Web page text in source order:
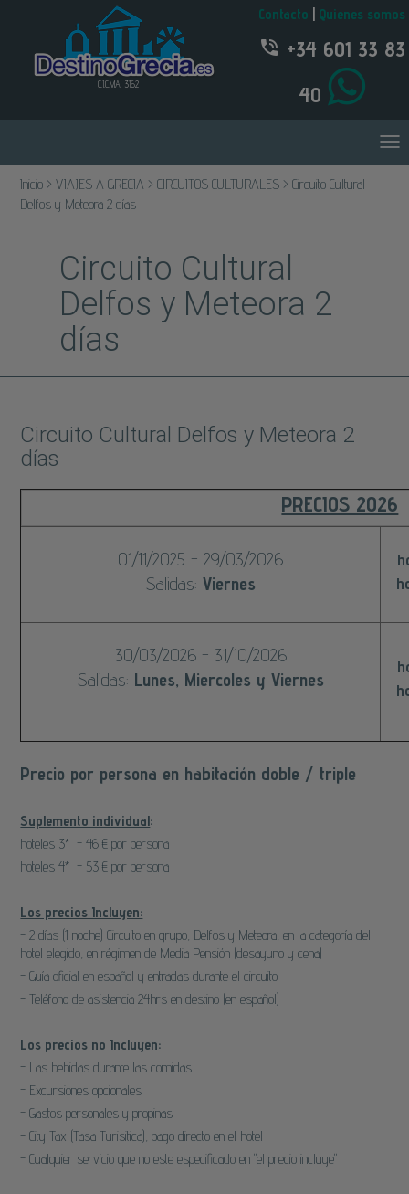
C.I.C.MA. 3162
Contacto Quienes somos
+34 601 33 83
40
Inicio > VIAJES A GRECIA > CIRCUITOS CULTURALES > Circuito Cultural
Delfos y Meteora 2 días
Circuito Cultural
Delfos y Meteora 2
días
Circuito Cultural Delfos y Meteora 2
días
PRECIOS 2026
01/11/2025 - 29/03/2026
Salidas: Viernes
30/03/2026 - 31/10/2026
Salidas: Lunes, Miercoles y Viernes
Precio por persona en habitación doble / triple
Suplemento individual:
hoteles 3* - 46 € por persona
hoteles 4* - 53 € por persona
Los precios Incluyen:
- 2 días (1 noche) Circuito en grupo, Delfos y Meteora, en la categoría del
hotel elegido, en régimen de Media Pensión (desayuno y cena)
- Guía oficial en español y entradas durante el circuito
- Teléfono de asistencia 24hrs en destino (en español)
Los precios no Incluyen:
- Las bebidas durante las comidas
- Excursiones opcionales
- Gastos personales y propinas
- City Tax (Tasa Turisitica), pago directo en el hotel
- Cualquier servicio que no este especificado en "el precio incluye"